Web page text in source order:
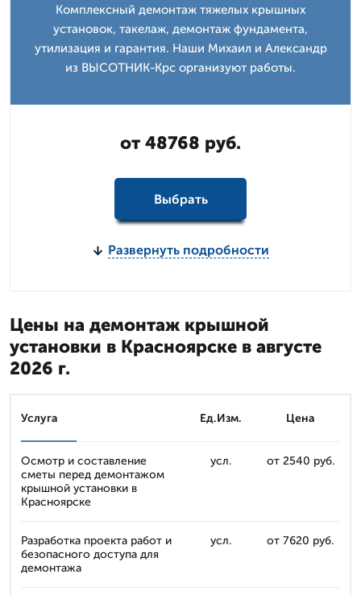
Комплексный демонтаж тяжелых крышных
установок, такелаж, демонтаж фундамента,
утилизация и гарантия. Наши Михаил и Александр
из ВЫСОТНИК-Крс организуют работы.
от 48768 руб.
Выбрать
Развернуть подробности
Цены на демонтаж крышной
установки в Красноярске в августе
2026 г.
Услуга Ед.Изм. Цена
Осмотр и составление
сметы перед демонтажом
крышной установки в
Красноярске
усл. от 2540 руб.
Разработка проекта работ и
безопасного доступа для
демонтажа
усл. от 7620 руб.